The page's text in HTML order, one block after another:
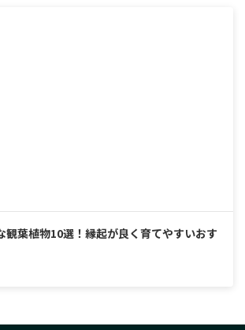
観葉植物10選！縁起が良く育てやすいおす